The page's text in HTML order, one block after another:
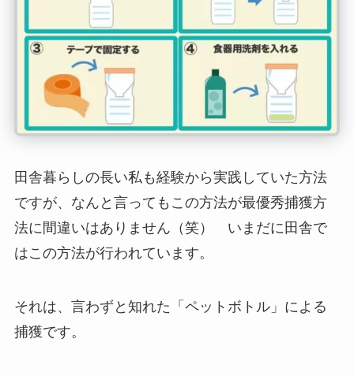
田舎暮らしの長い私も経験から実践していた方法
ですが、なんと言ってもこの方法が最優秀捕獲方
法に間違いはありません（笑） いまだに田舎で
はこの方法が行われています。
それは、言わずと知れた「ペットボトル」による
捕獲です。